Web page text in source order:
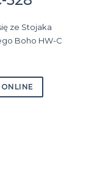
ze Stojaka
Boho HW-C